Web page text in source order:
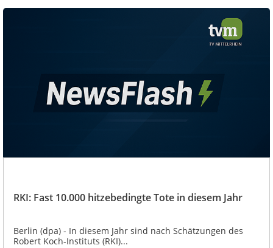
RKI: Fast 10.000 hitzebedingte Tote in diesem Jahr
Berlin (dpa) - In diesem Jahr sind nach Schätzungen des
Robert Koch-Instituts (RKI)...